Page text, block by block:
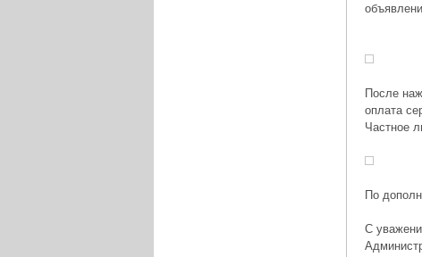
После
оплата
Частное
По
С